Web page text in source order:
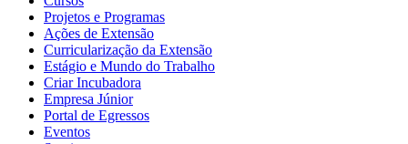
Projetos e Programas
Ações de Extensão
Curricularização da Extensão
Estágio e Mundo do Trabalho
Criar Incubadora
Empresa Júnior
Portal de Egressos
Eventos